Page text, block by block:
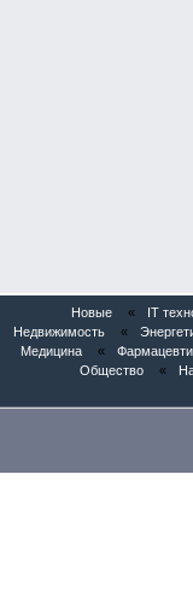
Новые « IT
Недвижимость
«
Медицина
«
Общество
«